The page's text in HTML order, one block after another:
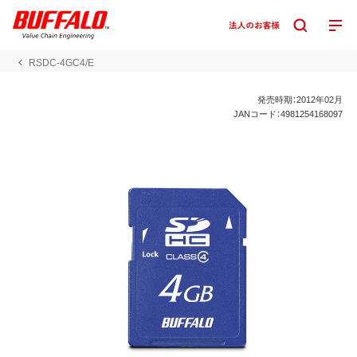
RSDC-4GC4/E
発売時期：2012年02月
JANコード：4981254168097